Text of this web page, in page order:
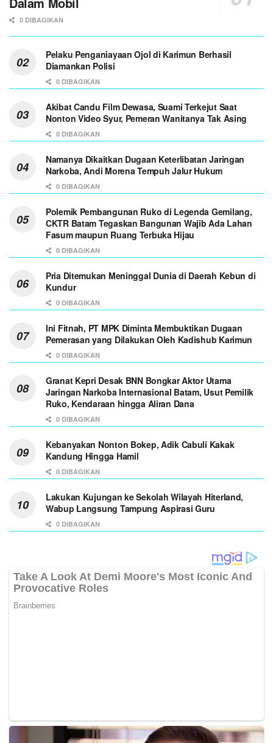
0 DIBAGIKAN
Pelaku Penganiayaan Ojol di Karimun Berhasil
Diamankan Polisi
0 DIBAGIKAN
Akibat Candu Film Dewasa, Suami Terkejut Saat
Nonton Video Syur, Pemeran Wanitanya Tak Asing
0 DIBAGIKAN
Namanya Dikaitkan Dugaan Keterlibatan Jaringan
Narkoba, Andi Morena Tempuh Jalur Hukum
0 DIBAGIKAN
Polemik Pembangunan Ruko di Legenda Gemilang,
CKTR Batam Tegaskan Bangunan Wajib Ada Lahan
Fasum maupun Ruang Terbuka Hijau
0 DIBAGIKAN
Pria Ditemukan Meninggal Dunia di Daerah Kebun di
Kundur
0 DIBAGIKAN
Ini Fitnah, PT MPK Diminta Membuktikan Dugaan
Pemerasan yang Dilakukan Oleh Kadishub Karimun
0 DIBAGIKAN
Granat Kepri Desak BNN Bongkar Aktor Utama
Jaringan Narkoba Internasional Batam, Usut Pemilik
Ruko, Kendaraan hingga Aliran Dana
0 DIBAGIKAN
Kebanyakan Nonton Bokep, Adik Cabuli Kakak
Kandung Hingga Hamil
0 DIBAGIKAN
Lakukan Kujungan ke Sekolah Wilayah Hiterland,
Wabup Langsung Tampung Aspirasi Guru
0 DIBAGIKAN